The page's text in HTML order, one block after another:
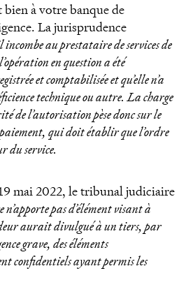
bien à votre banque de
La jurisprudence
incombe au prestataire de services de
en question a été
et comptabilisée et qu’elle n’a
technique ou autre. La charge
de l’autorisation pèse donc sur le
qui doit établir que l’ordre
du service.
mai 2022, le tribunal judiciaire
pas d’élément visant à
aurait divulgué à un tiers, par
grave, des éléments
confidentiels ayant permis les